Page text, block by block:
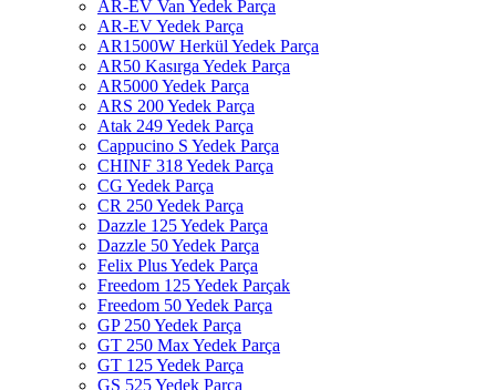
AR-EV Van Yedek Parça
AR-EV Yedek Parça
AR1500W Herkül Yedek Parça
AR50 Kasırga Yedek Parça
AR5000 Yedek Parça
ARS 200 Yedek Parça
Atak 249 Yedek Parça
Cappucino S Yedek Parça
CHINF 318 Yedek Parça
CG Yedek Parça
CR 250 Yedek Parça
Dazzle 125 Yedek Parça
Dazzle 50 Yedek Parça
Felix Plus Yedek Parça
Freedom 125 Yedek Parçak
Freedom 50 Yedek Parça
GP 250 Yedek Parça
GT 250 Max Yedek Parça
GT 125 Yedek Parça
GS 525 Yedek Parça